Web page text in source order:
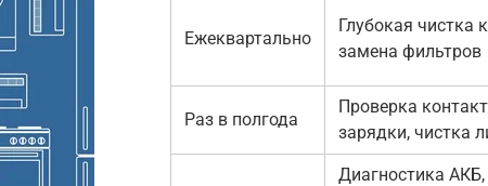
Ежеквартально
Глубокая чистка
замена фильтров
Раз в полгода
Проверка
зарядки, чистка
Диагностика АКБ,